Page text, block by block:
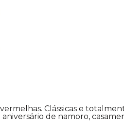
Clássicas e
de namoro,